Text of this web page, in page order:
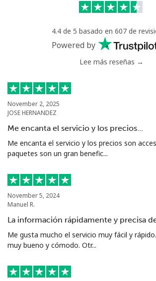
4.4 de 5 basado en 607 de
Powered by
Lee más reseñas →
November 2, 2025
JOSE HERNANDEZ
Me encanta el servicio y los precios…
Me encanta el servicio y los precios son
paquetes son un gran benefic...
November 5, 2024
Manuel R.
La información rápidamente y precisa
Me gusta mucho el servicio muy fácil y
muy bueno y cómodo. Otr...